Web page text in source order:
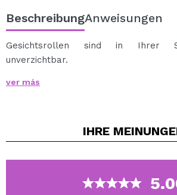
BeschreibungAnweisungen
Gesichtsrollen sind in Ihrer
unverzichtbar.
Aufwärtsbewegungen, um die
Anwendung: Tragen Sie nach der
Bewegen Sie den Gesichtsroller
Achtung: Verwenden Sie die Walze
ver más
IHRE